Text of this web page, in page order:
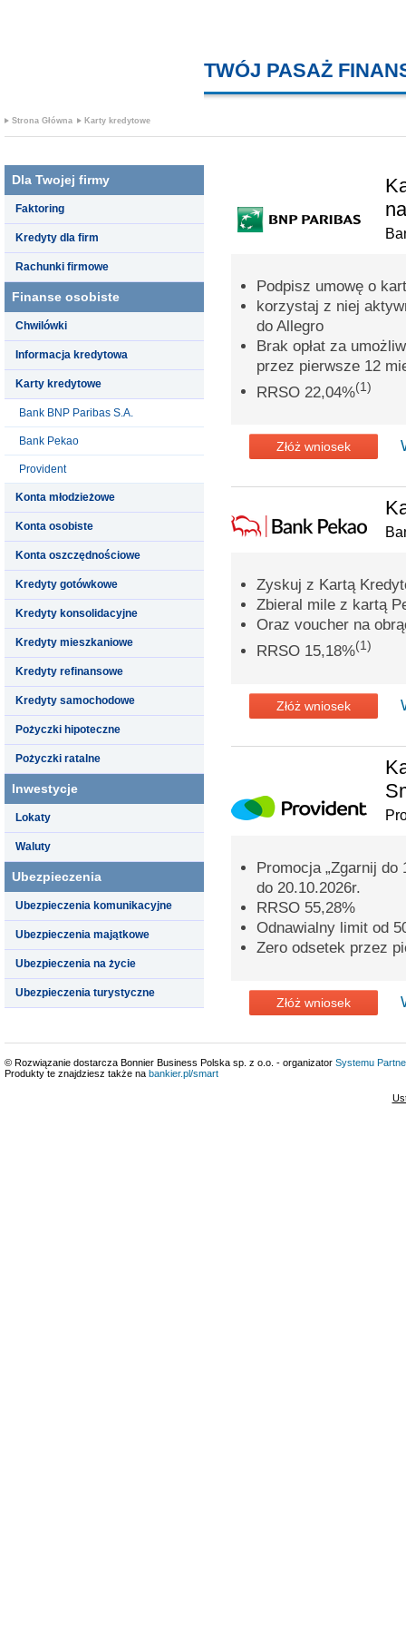
TWÓJ PASAŻ
Strona Główna Karty kredytowe
Dla Twojej firmy
Faktoring
Kredyty dla firm
Rachunki firmowe
Finanse osobiste
Chwilówki
Informacja kredytowa
Karty kredytowe
Bank BNP Paribas S.A.
Bank Pekao
Provident
Konta młodzieżowe
Konta osobiste
Konta oszczędnościowe
Kredyty gotówkowe
Kredyty konsolidacyjne
Kredyty mieszkaniowe
Kredyty refinansowe
Kredyty samochodowe
Pożyczki hipoteczne
Pożyczki ratalne
Inwestycje
Lokaty
Waluty
Ubezpieczenia
Ubezpieczenia komunikacyjne
Ubezpieczenia majątkowe
Ubezpieczenia na życie
Ubezpieczenia turystyczne
Podpisz umowę o
korzystaj z niej
do Allegro
Brak opłat za
przez pierwsze 12
RRSO 22,04%(1)
Złóż wniosek
Zyskuj z Kartą
Zbieral mile z kartą
Oraz voucher na
RRSO 15,18%(1)
Złóż wniosek
Promocja „Zgarnij do
do 20.10.2026r.
RRSO 55,28%
Odnawialny limit od
Zero odsetek przez
Złóż wniosek
© Rozwiązanie dostarcza Bonnier Business Polska sp. z o.o. - organizator Systemu
Produkty te znajdziesz także na bankier.pl/smart